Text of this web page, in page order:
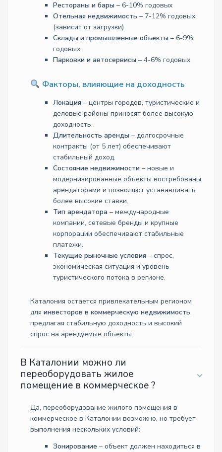
Рестораны и бары – 6-10% годовых
Отельная недвижимость – 7-12% годовых
(зависит от загрузки)
Склады и промышленные объекты – 6-9%
годовых
Парковки и автосервисы – 4-6% годовых
Факторы, влияющие на доходность
Локация – центры городов, туристические и
деловые районы приносят более высокую
доходность.
Длительность аренды – долгосрочные
контракты (от 5 лет) обеспечивают
стабильный доход.
Состояние недвижимости – новые и
модернизированные объекты востребованы
арендаторами и позволяют устанавливать
более высокие ставки.
Тип арендатора – международные
компании, сетевые бренды и крупные
корпорации обеспечивают стабильные
платежи.
Текущие рыночные условия – спрос,
экономическая ситуация и уровень
туристического потока в регионе.
Каталония остается привлекательным регионом
дляинвесторов в коммерческую недвижимость,
предлагая стабильную доходность и высокий
спрос на арендуемые объекты.
В Каталонии можно ли
переоборудовать жилое
помещение в коммерческое ?
Да, переоборудование жилого помещения в
коммерческое в Каталонии возможно, но требует
выполнения нескольких условий:
Зонирование – объект должен находиться в